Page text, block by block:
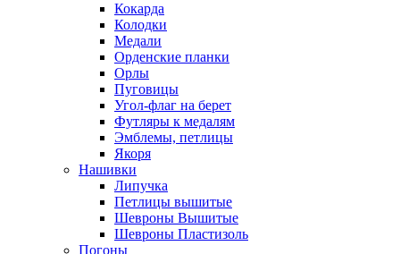
Кокарда
Колодки
Медали
Орденские планки
Орлы
Пуговицы
Угол-флаг на берет
Футляры к медалям
Эмблемы, петлицы
Якоря
Нашивки
Липучка
Петлицы вышитые
Шевроны Вышитые
Шевроны Пластизоль
Погоны